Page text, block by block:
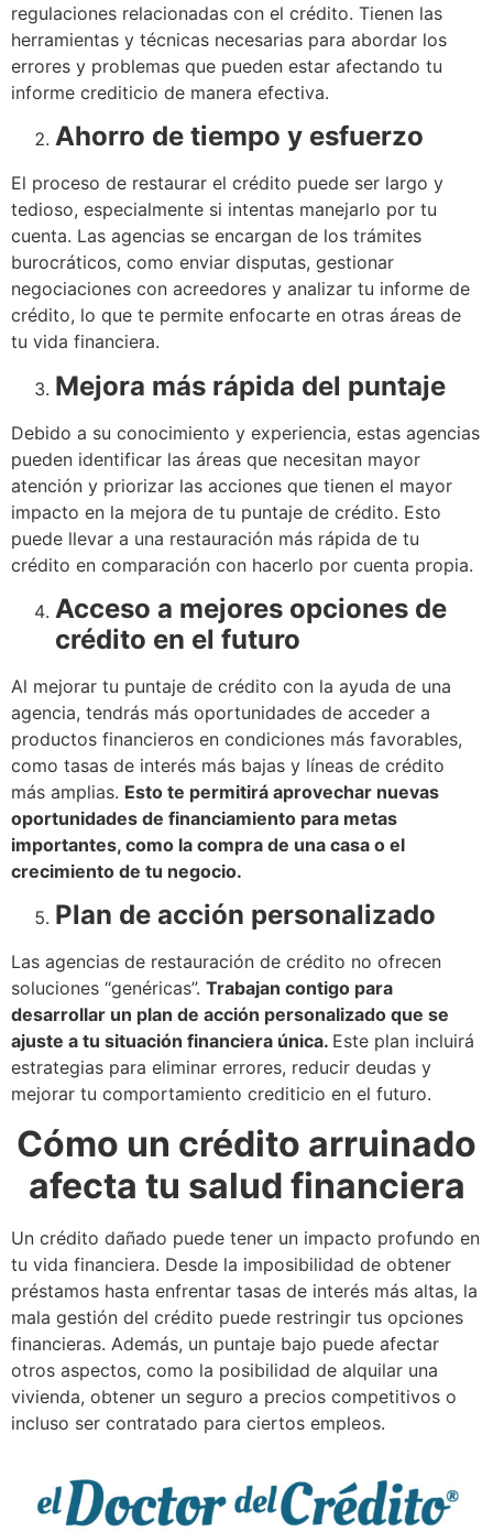
regulaciones relacionadas con el crédito. Tienen las
herramientas y técnicas necesarias para abordar los
errores y problemas que pueden estar afectando tu
informe crediticio de manera efectiva.
Ahorro de tiempo y esfuerzo
El proceso de restaurar el crédito puede ser largo y
tedioso, especialmente si intentas manejarlo por tu
cuenta. Las agencias se encargan de los trámites
burocráticos, como enviar disputas, gestionar
negociaciones con acreedores y analizar tu informe de
crédito, lo que te permite enfocarte en otras áreas de
tu vida financiera.
Mejora más rápida del puntaje
Debido a su conocimiento y experiencia, estas agencias
pueden identificar las áreas que necesitan mayor
atención y priorizar las acciones que tienen el mayor
impacto en la mejora de tu puntaje de crédito. Esto
puede llevar a una restauración más rápida de tu
crédito en comparación con hacerlo por cuenta propia.
Acceso a mejores opciones de
crédito en el futuro
Al mejorar tu puntaje de crédito con la ayuda de una
agencia, tendrás más oportunidades de acceder a
productos financieros en condiciones más favorables,
como tasas de interés más bajas y líneas de crédito
más amplias. Esto te permitirá aprovechar nuevas
oportunidades de financiamiento para metas
importantes, como la compra de una casa o el
crecimiento de tu negocio.
Plan de acción personalizado
Las agencias de restauración de crédito no ofrecen
soluciones “genéricas”. Trabajan contigo para
desarrollar un plan de acción personalizado que se
ajuste a tu situación financiera única. Este plan incluirá
estrategias para eliminar errores, reducir deudas y
mejorar tu comportamiento crediticio en el futuro.
Cómo un crédito arruinado
afecta tu salud financiera
Un crédito dañado puede tener un impacto profundo en
tu vida financiera. Desde la imposibilidad de obtener
préstamos hasta enfrentar tasas de interés más altas, la
mala gestión del crédito puede restringir tus opciones
financieras. Además, un puntaje bajo puede afectar
otros aspectos, como la posibilidad de alquilar una
vivienda, obtener un seguro a precios competitivos o
incluso ser contratado para ciertos empleos.